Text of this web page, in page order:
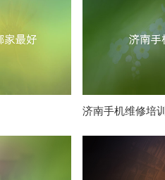
济南手机维修培训